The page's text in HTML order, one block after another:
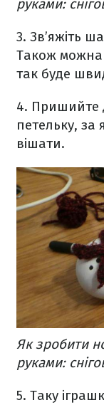
руками:
3. Зв’яжіть
Також можна
так буде
4. Пришийте
петельку, за
вішати.
Як зробити
руками:
5. Таку